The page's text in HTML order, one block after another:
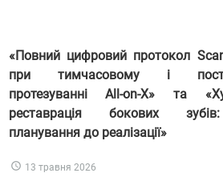
«Повний цифровий протокол
при тимчасовому і
протезуванні All-on-X» та
реставрація бокових
планування до реалізації»
13 травня 2026